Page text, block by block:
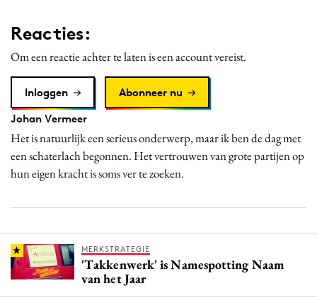
Reacties:
Om een reactie achter te laten is een account vereist.
Inloggen
Abonneer nu
Johan Vermeer
Het is natuurlijk een serieus onderwerp, maar ik ben de dag met
een schaterlach begonnen. Het vertrouwen van grote partijen op
hun eigen kracht is soms ver te zoeken.
MERKSTRATEGIE
'Takkenwerk' is Namespotting Naam
van het Jaar